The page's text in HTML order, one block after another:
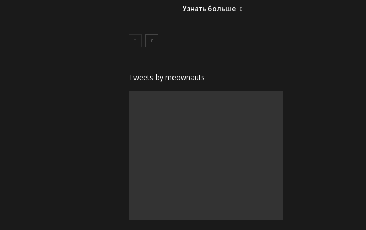
Узнать больше
Tweets by meownauts